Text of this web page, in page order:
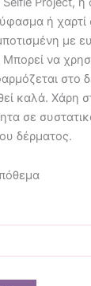
ή
με
Μπορεί να
στο
καλά. Χάρη
σε
δέρματος.